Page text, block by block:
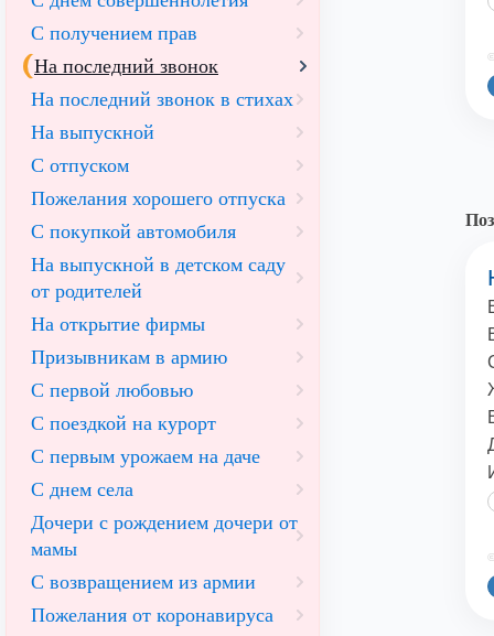
С получением прав
На последний звонок
На последний звонок в стихах
На выпускной
С отпуском
Пожелания хорошего отпуска
С покупкой автомобиля
На выпускной в детском саду
от родителей
На открытие фирмы
Призывникам в армию
С первой любовью
С поездкой на курорт
С первым урожаем на даче
С днем села
Дочери с рождением дочери от
мамы
С возвращением из армии
Пожелания от коронавируса